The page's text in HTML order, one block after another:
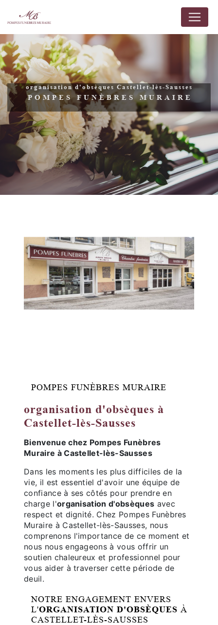
organisation d'obsèques Castellet-lès-Sausses
POMPES FUNÈBRES MURAIRE
POMPES FUNÈBRES MURAIRE
organisation d'obsèques à
Castellet-lès-Sausses
Bienvenue chez Pompes Funèbres
Muraire à Castellet-lès-Sausses
Dans les moments les plus difficiles de la
vie, il est essentiel d'avoir une équipe de
confiance à ses côtés pour prendre en
charge l'organisation d'obsèques avec
respect et dignité. Chez Pompes Funèbres
Muraire à Castellet-lès-Sausses, nous
comprenons l'importance de ce moment et
nous nous engageons à vous offrir un
soutien chaleureux et professionnel pour
vous aider à traverser cette période de
deuil.
NOTRE ENGAGEMENT ENVERS
L'ORGANISATION D'OBSÈQUES À
CASTELLET-LÈS-SAUSSES